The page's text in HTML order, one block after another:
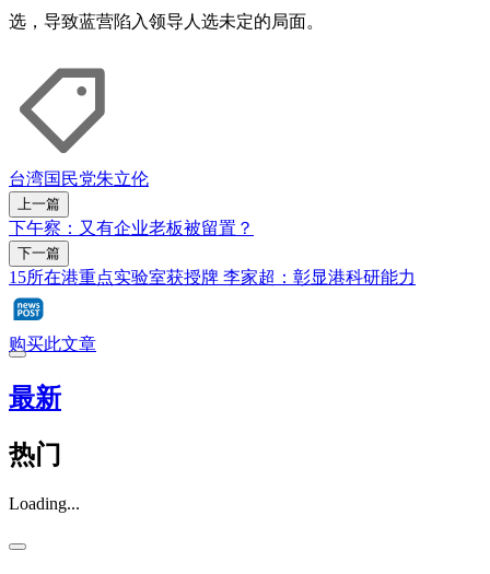
选，导致蓝营陷入领导人选未定的局面。
台湾国民党朱立伦
上一篇
下午察：又有企业老板被留置？
下一篇
15所在港重点实验室获授牌 李家超：彰显港科研能力
购买此文章
最新
热门
Loading...